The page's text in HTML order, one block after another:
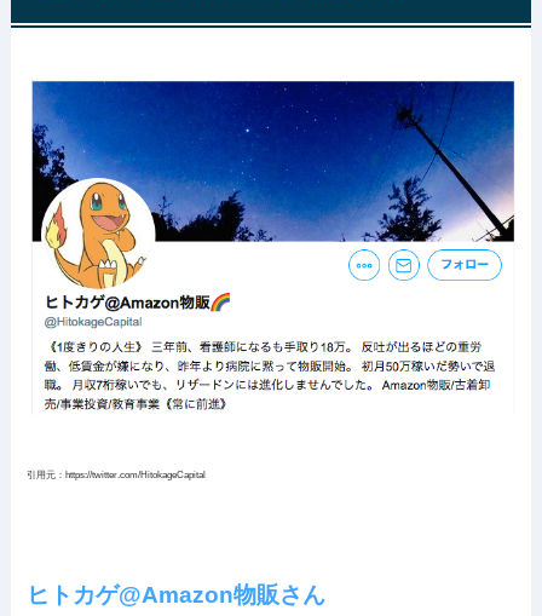
引用元：https://twitter.com/HitokageCapital
ヒトカゲ@Amazon物販さん